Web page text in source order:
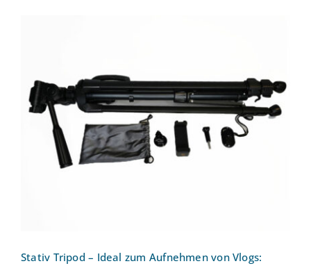
Stativ Tripod – Ideal zum Aufnehmen von
Vlogs: Phinistec 140cm Stativ
Stativ Tripod – Ideal zum Aufnehmen von Vlogs: